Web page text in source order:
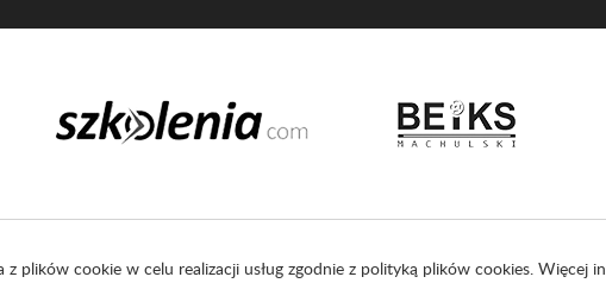
z plików cookie w celu realizacji usług zgodnie z polityką plików cookies. Więcej